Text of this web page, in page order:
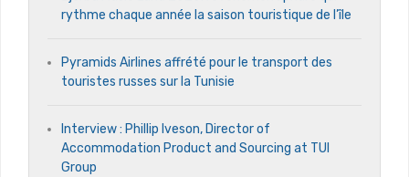
rythme chaque année la saison touristique de l’île
Pyramids Airlines affrété pour le transport des
touristes russes sur la Tunisie
Interview : Phillip Iveson, Director of
Accommodation Product and Sourcing at TUI
Group